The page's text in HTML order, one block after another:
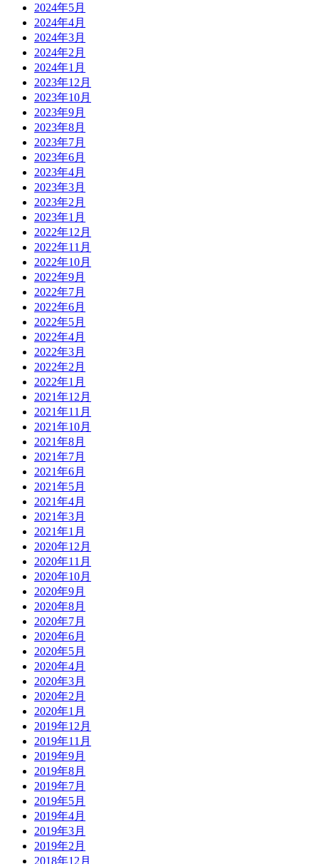
2024年5月
2024年4月
2024年3月
2024年2月
2024年1月
2023年12月
2023年10月
2023年9月
2023年8月
2023年7月
2023年6月
2023年4月
2023年3月
2023年2月
2023年1月
2022年12月
2022年11月
2022年10月
2022年9月
2022年7月
2022年6月
2022年5月
2022年4月
2022年3月
2022年2月
2022年1月
2021年12月
2021年11月
2021年10月
2021年8月
2021年7月
2021年6月
2021年5月
2021年4月
2021年3月
2021年1月
2020年12月
2020年11月
2020年10月
2020年9月
2020年8月
2020年7月
2020年6月
2020年5月
2020年4月
2020年3月
2020年2月
2020年1月
2019年12月
2019年11月
2019年9月
2019年8月
2019年7月
2019年5月
2019年4月
2019年3月
2019年2月
2018年12月